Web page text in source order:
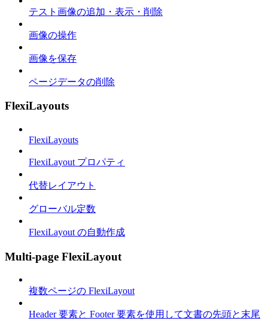
テスト画像の追加・表示・削除
画像の操作
画像を保存
ページデータの削除
FlexiLayouts
FlexiLayouts
FlexiLayout プロパティ
代替レイアウト
グローバル定数
FlexiLayout の自動作成
Multi-page FlexiLayout
複数ページの FlexiLayout
Header 要素と Footer 要素を使用して文書の先頭と末尾